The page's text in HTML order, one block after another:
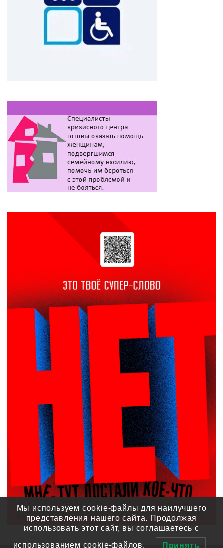
Мы используем cookie-файлы для наилучшего
представления нашего сайта. Продолжая
использовать этот сайт, вы соглашаетесь с
использованием cookie-файлов. Принять